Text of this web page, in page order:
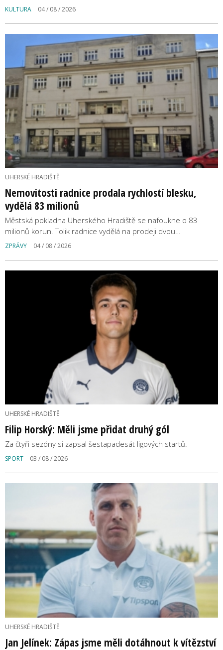
KULTURA 04 / 08 / 2026
UHERSKÉ HRADIŠTĚ
Nemovitosti radnice prodala rychlostí blesku,
vydělá 83 milionů
Městská pokladna Uherského Hradiště se nafoukne o 83
milionů korun. Tolik radnice vydělá na prodeji dvou…
ZPRÁVY 04 / 08 / 2026
UHERSKÉ HRADIŠTĚ
Filip Horský: Měli jsme přidat druhý gól
Za čtyři sezóny si zapsal šestapadesát ligových startů.
SPORT 03 / 08 / 2026
UHERSKÉ HRADIŠTĚ
Jan Jelínek: Zápas jsme měli dotáhnout k vítězství